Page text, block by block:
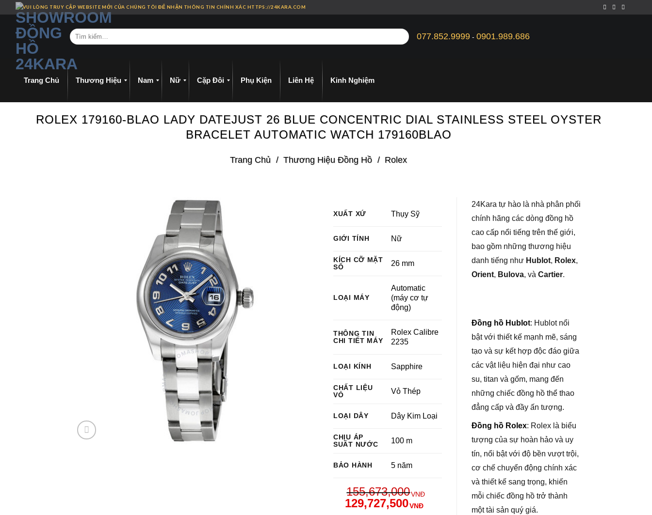
content
VUI LÒNG TRUY CẬP WEBSITE MỚI CỦA CHÚNG TÔI ĐỂ NHẬN THÔNG TIN CHÍNH XÁC HTTPS://24KARA.COM
077.852.9999- 0901.989.686
Trang Chủ Thương Hiệu Nam Nữ Cặp Đôi Phụ Kiện Liên Hệ Kinh Nghiệm
ROLEX 179160-BLAO LADY DATEJUST 26 BLUE CONCENTRIC DIAL STAINLESS STEEL OYSTER
BRACELET AUTOMATIC WATCH 179160BLAO
Trang Chủ / Thương Hiệu Đồng Hồ / Rolex
XUẤT XỨ Thụy Sỹ
GIỚI TÍNH Nữ
KÍCH CỠ MẶT
SỐ
26 mm
LOẠI MÁY
Automatic
(máy cơ tự
động)
THÔNG TIN
CHI TIẾT MÁY
Rolex Calibre
2235
LOẠI KÍNH Sapphire
CHẤT LIỆU
VỎ
Vỏ Thép
LOẠI DÂY Dây Kim Loại
CHỊU ÁP
SUẤT NƯỚC
100 m
BẢO HÀNH 5 năm
155,673,000VNĐ
129,727,500VNĐ
24Kara tự hào là nhà phân phối
chính hãng các dòng đồng hồ
cao cấp nổi tiếng trên thế giới,
bao gồm những thương hiệu
danh tiếng như Hublot, Rolex,
Orient, Bulova, và Cartier.
Đồng hồ Hublot: Hublot nổi
bật với thiết kế mạnh mẽ, sáng
tạo và sự kết hợp độc đáo giữa
các vật liệu hiện đại như cao
su, titan và gốm, mang đến
những chiếc đồng hồ thể thao
đẳng cấp và đầy ấn tượng.
Đồng hồ Rolex: Rolex là biểu
tượng của sự hoàn hảo và uy
tín, nổi bật với độ bền vượt trội,
cơ chế chuyển động chính xác
và thiết kế sang trọng, khiến
mỗi chiếc đồng hồ trở thành
một tài sản quý giá.